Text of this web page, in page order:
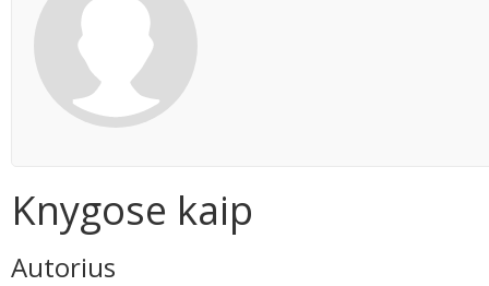
Knygose kaip
Autorius